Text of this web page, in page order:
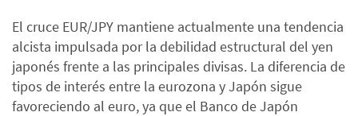
El cruce EUR/JPY mantiene actualmente una tendencia
alcista impulsada por la debilidad estructural del yen
japonés frente a las principales divisas. La diferencia de
tipos de interés entre la eurozona y Japón sigue
favoreciendo al euro, ya que el Banco de Japón